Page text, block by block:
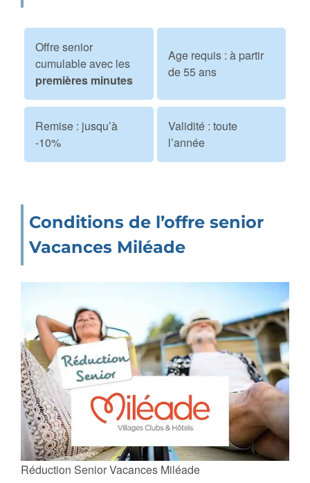
Offre senior
cumulable avec les
premières minutes
Age requis : à partir
de 55 ans
Remise : jusqu’à
-10%
Validité : toute
l’année
Conditions de l’offre senior
Vacances Miléade
Réduction Senior Vacances Miléade